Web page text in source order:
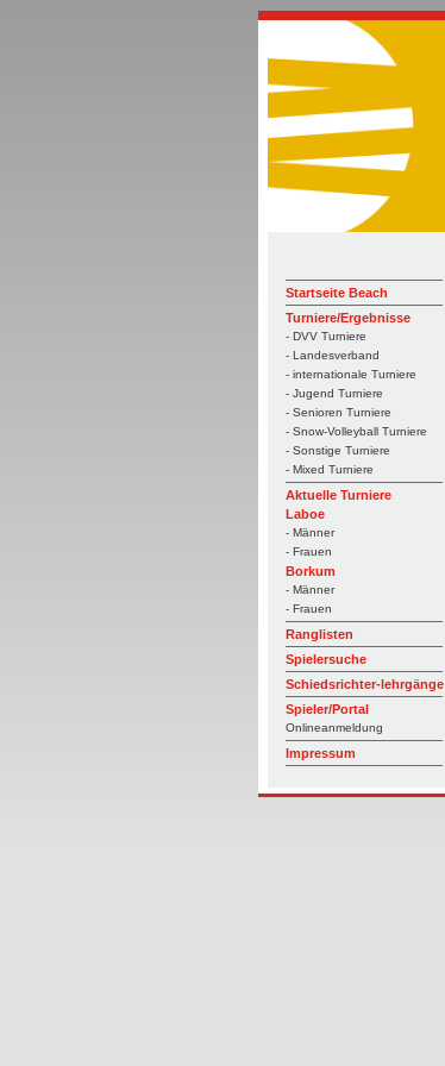
Startseite Beach
Turniere/Ergebnisse
- DVV Turniere
- Landesverband
- internationale Turniere
- Jugend Turniere
- Senioren Turniere
- Snow-Volleyball Turniere
- Sonstige Turniere
- Mixed Turniere
Aktuelle Turniere
Laboe
- Männer
- Frauen
Borkum
- Männer
- Frauen
Ranglisten
Spielersuche
Schiedsrichter-lehrgänge
Spieler/Portal
Onlineanmeldung
Impressum